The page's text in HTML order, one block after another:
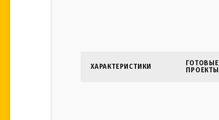
ХАРАКТЕРИСТИКИ
ГОТОВЫЕ
ПРОЕКТЫ